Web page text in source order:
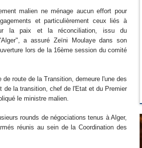
malien ne ménage aucun effort pour
et particulièrement ceux liés à
la paix et la réconciliation, issu du
a assuré Zeïni Moulaye dans son
lors de la 16ème session du comité
route de la Transition, demeure l'une des
de la transition, chef de l'Etat et du Premier
le ministre malien.
rounds de négociations tenus à Alger,
réunis au sein de la Coordination des